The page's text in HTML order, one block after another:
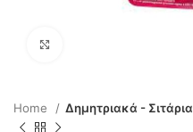
Home Δημητριακά - Σιτάρια